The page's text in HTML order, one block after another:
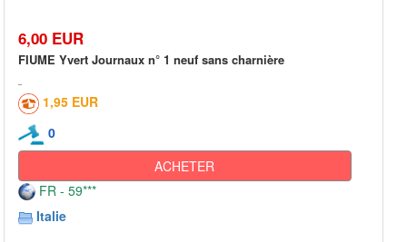
6,00 EUR
FIUME Yvert Journaux n° 1 neuf sans charnière
1,95 EUR
0
ACHETER
FR - 59***
Italie